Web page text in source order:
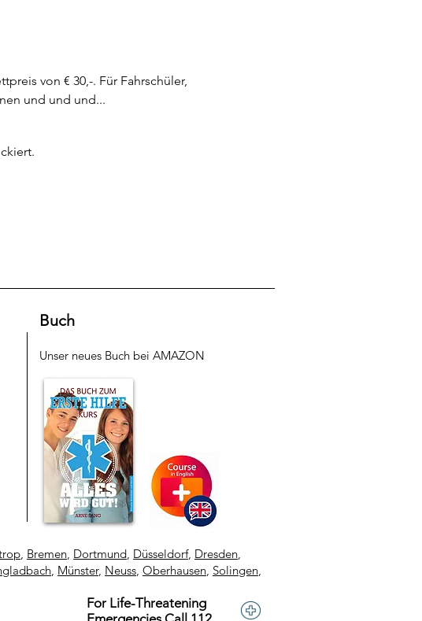
von € 30,-. Für Fahrschüler,
und und und...
Buch
Unser neues Buch bei AMAZON
For Life-Threatening
Bremen Dortmund Düsseldorf, Dresden
Münster, Neuss Oberhausen Solingen